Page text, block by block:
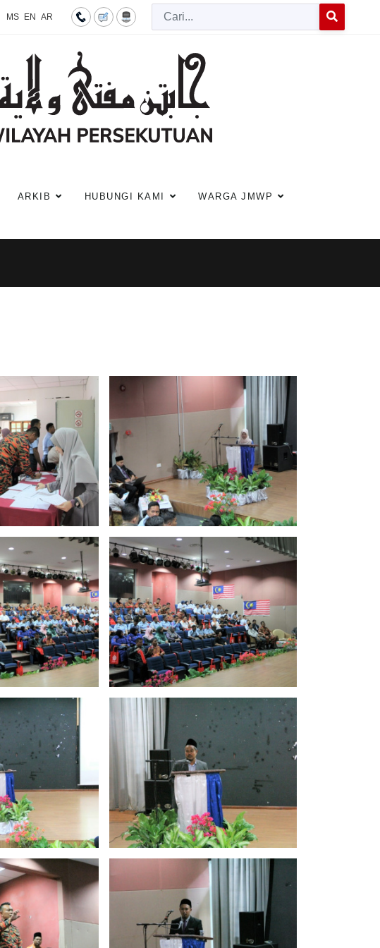
MS EN AR
Cari
ARKIB HUBUNGI KAMI WARGA JMWP